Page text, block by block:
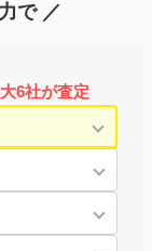
で ／
6社が査定